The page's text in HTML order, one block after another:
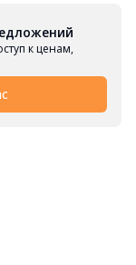
к ценам,